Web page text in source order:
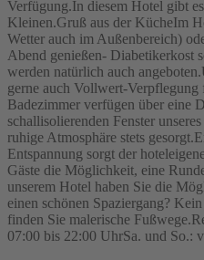
Verfügung.In diesem Hotel gibt
Kleinen.Gruß aus der KücheIm
Wetter auch im Außenbereich)
Abend genießen- Diabetikerkost
werden natürlich auch
gerne auch Vollwert-
Badezimmer verfügen über eine
schallisolierenden Fenster
ruhige Atmosphäre stets
Entspannung sorgt der
Gäste die Möglichkeit, eine
unserem Hotel haben Sie die
einen schönen Spaziergang?
finden Sie malerische
07:00 bis 22:00 UhrSa. und So.: